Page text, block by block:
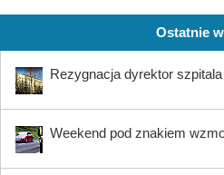
Ostatnie
Rezygnacja dyrektor
Weekend pod znakiem